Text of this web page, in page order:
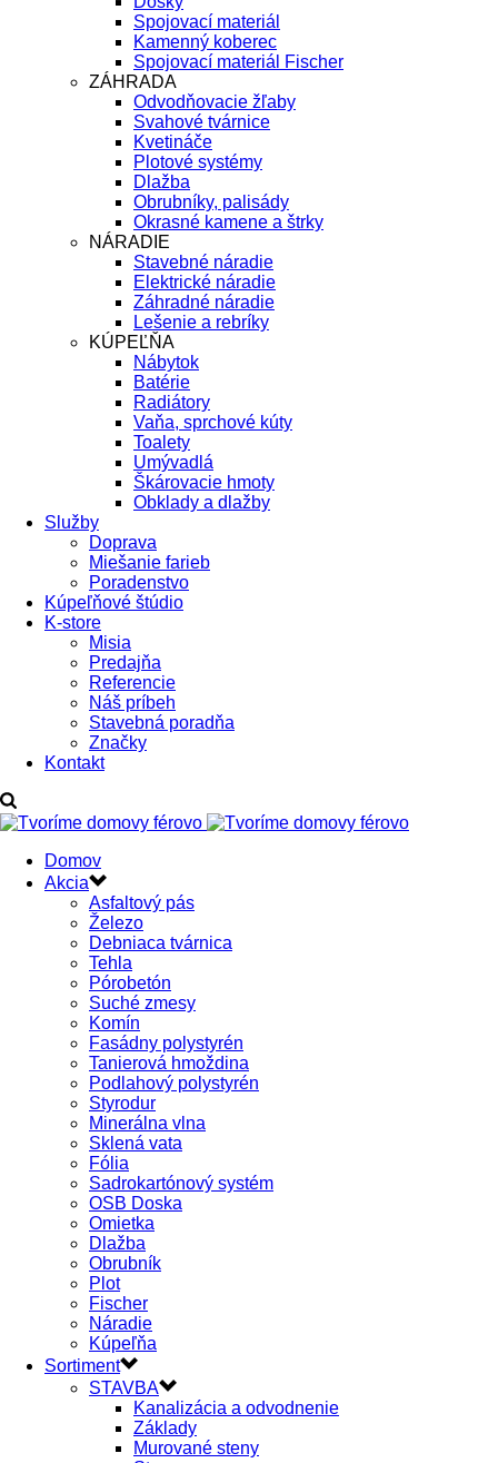
Spojovací materiál
Kamenný koberec
Spojovací materiál Fischer
ZÁHRADA
Odvodňovacie žľaby
Svahové tvárnice
Kvetináče
Plotové systémy
Dlažba
Obrubníky, palisády
Okrasné kamene a štrky
NÁRADIE
Stavebné náradie
Elektrické náradie
Záhradné náradie
Lešenie a rebríky
KÚPEĽŇA
Nábytok
Batérie
Radiátory
Vaňa, sprchové kúty
Toalety
Umývadlá
Škárovacie hmoty
Obklady a dlažby
Služby
Doprava
Miešanie farieb
Poradenstvo
Kúpeľňové štúdio
K-store
Misia
Predajňa
Referencie
Náš príbeh
Stavebná poradňa
Značky
Kontakt
Domov
Akcia
Asfaltový pás
Železo
Debniaca tvárnica
Tehla
Pórobetón
Suché zmesy
Komín
Fasádny polystyrén
Tanierová hmoždina
Podlahový polystyrén
Styrodur
Minerálna vlna
Sklená vata
Fólia
Sadrokartónový systém
OSB Doska
Omietka
Dlažba
Obrubník
Plot
Fischer
Náradie
Kúpeľňa
Sortiment
STAVBA
Kanalizácia a odvodnenie
Základy
Murované steny